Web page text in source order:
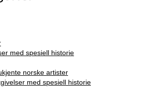
med spesiell historie
norske artister
med spesiell historie